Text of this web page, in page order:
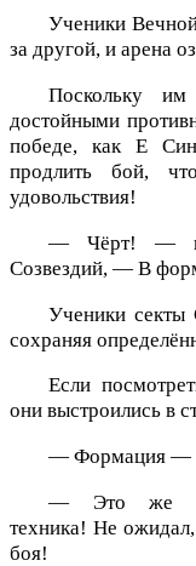
Ученики
за другой, и арена
Поскольку им
достойными
победе, как Е
продлить бой,
удовольствия!
— Чёрт! —
Созвездий, — В
Ученики секты
сохраняя
Если
они выстроились в
— Формация —
— Это же
техника! Не
боя!